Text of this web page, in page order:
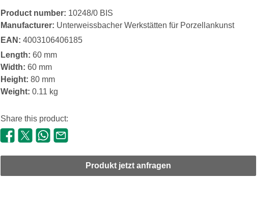
Product number: 10248/0 BIS
Manufacturer: Unterweissbacher Werkstätten für Porzellankunst
EAN: 4003106406185
Length: 60 mm
Width: 60 mm
Height: 80 mm
Weight: 0.11 kg
Share this product:
Produkt jetzt anfragen